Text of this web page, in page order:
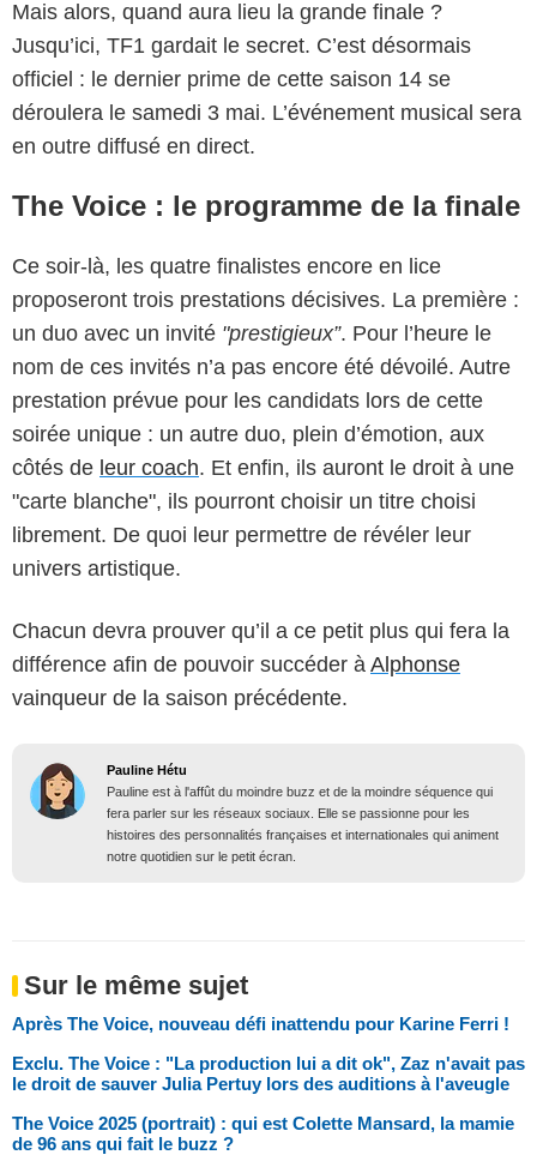
Mais alors, quand aura lieu la grande finale ?
Jusqu’ici, TF1 gardait le secret. C’est désormais
officiel : le dernier prime de cette saison 14 se
déroulera le samedi 3 mai. L’événement musical sera
en outre diffusé en direct.
The Voice : le programme de la finale
Ce soir-là, les quatre finalistes encore en lice
proposeront trois prestations décisives. La première :
un duo avec un invité "prestigieux”. Pour l’heure le
nom de ces invités n’a pas encore été dévoilé. Autre
prestation prévue pour les candidats lors de cette
soirée unique : un autre duo, plein d’émotion, aux
côtés de leur coach. Et enfin, ils auront le droit à une
"carte blanche", ils pourront choisir un titre choisi
librement. De quoi leur permettre de révéler leur
univers artistique.
Chacun devra prouver qu’il a ce petit plus qui fera la
différence afin de pouvoir succéder à Alphonse
vainqueur de la saison précédente.
Pauline Hétu
Pauline est à l'affût du moindre buzz et de la moindre séquence qui
fera parler sur les réseaux sociaux. Elle se passionne pour les
histoires des personnalités françaises et internationales qui animent
notre quotidien sur le petit écran.
Sur le même sujet
Après The Voice, nouveau défi inattendu pour Karine Ferri !
Exclu. The Voice : "La production lui a dit ok", Zaz n'avait pas
le droit de sauver Julia Pertuy lors des auditions à l'aveugle
The Voice 2025 (portrait) : qui est Colette Mansard, la mamie
de 96 ans qui fait le buzz ?